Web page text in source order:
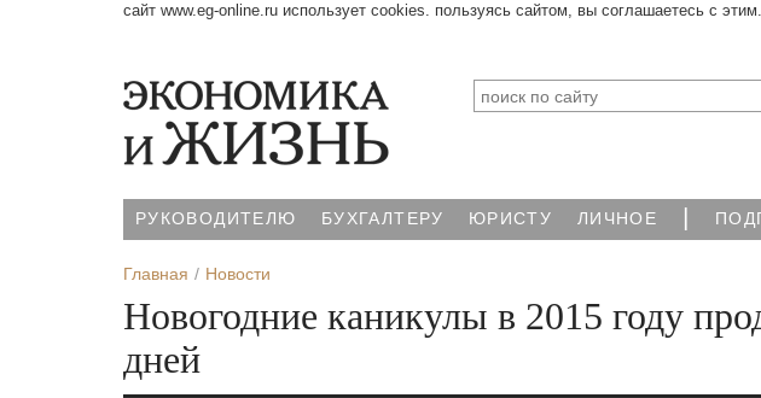
сайт www.eg-online.ru использует cookies. пользуясь сайтом, вы соглашаетесь с этим.
РУКОВОДИТЕЛЮ БУХГАЛТЕРУ ЮРИСТУ ЛИЧНОЕ |
Главная Новости
Новогодние каникулы в 2015 году
дней